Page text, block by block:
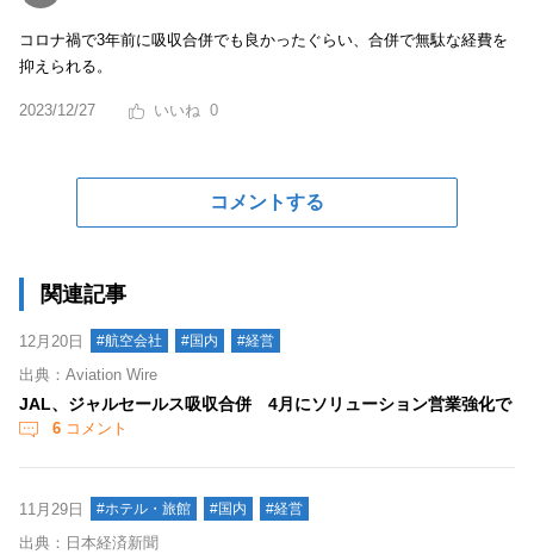
コロナ禍で3年前に吸収合併でも良かったぐらい、合併で無駄な経費を
抑えられる。
2023/12/27 0
コメントする
関連記事
12月20日 #航空会社 #国内 #経営
出典：Aviation Wire
JAL、ジャルセールス吸収合併 4月にソリューション営業強化で
6 コメント
11月29日 #ホテル・旅館 #国内 #経営
出典：日本経済新聞